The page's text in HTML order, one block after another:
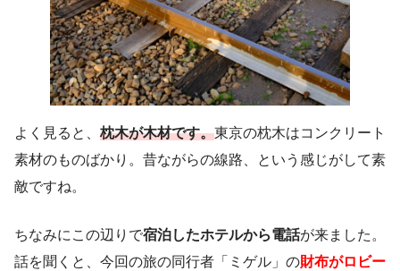
よく見ると、 枕木が木材です。東京の枕木はコンクリート
素材のものばかり。昔ながらの線路、という感じがして素
敵ですね。
ちなみにこの辺りで宿泊したホテルから電話が来ました。
話を聞くと、今回の旅の同行者「ミゲル」の財布がロビー